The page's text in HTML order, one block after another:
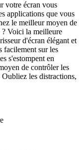
votre écran vous
applications que vous
le meilleur moyen de
Voici la meilleure
d'écran élégant et
facilement sur les
s'estompent en
de contrôler les
les distractions,